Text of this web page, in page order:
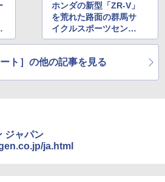
ホンダの新型「ZR-V」
を荒れた路面の群馬サ
イクルスポーツセンタ
ーで試乗 どのグレード
並み
ート］の他の記事を見る
ジャパン
ja.html